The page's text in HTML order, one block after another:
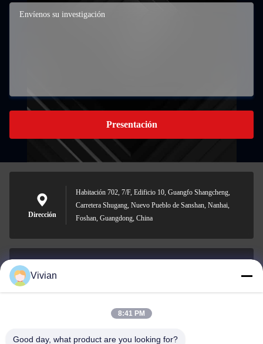
Presentación
Dirección
Habitación 702, 7/F, Edificio 10, Guangfo Shangcheng,
Carretera Shugang, Nuevo Pueblo de Sanshan, Nanhai,
Foshan, Guangdong, China
Vivian
8:41 PM
Good day, what product are you looking for?